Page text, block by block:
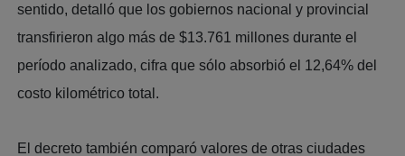
sentido, detalló que los gobiernos nacional y provincial
transfirieron algo más de $13.761 millones durante el
período analizado, cifra que sólo absorbió el 12,64% del
costo kilométrico total.
El decreto también comparó valores de otras ciudades